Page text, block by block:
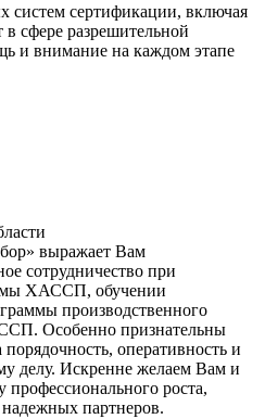
систем сертификации, включая
сфере разрешительной
и внимание на каждом этапе
выражает Вам
сотрудничество при
ХАССП, обучении
производственного
Особенно признательны
оперативность и
делу. Искренне желаем Вам и
роста,
партнеров.